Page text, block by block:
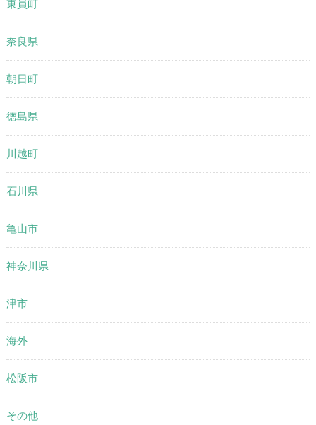
東員町
奈良県
朝日町
徳島県
川越町
石川県
亀山市
神奈川県
津市
海外
松阪市
その他